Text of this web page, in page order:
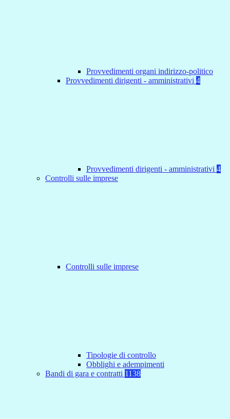
Provvedimenti organi indirizzo-politico
Provvedimenti dirigenti - amministrativi 4
Provvedimenti dirigenti - amministrativi 4
Controlli sulle imprese
Controlli sulle imprese
Tipologie di controllo
Obblighi e adempimenti
Bandi di gara e contratti 1138